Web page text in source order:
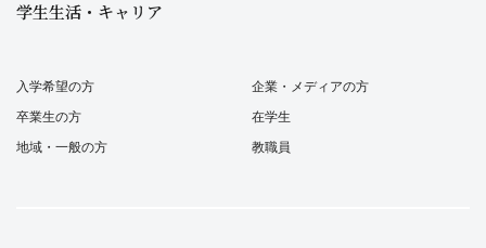
学生生活・キャリア
入学希望の方
卒業生の方
地域・一般の方
企業・メディアの方
在学生
教職員